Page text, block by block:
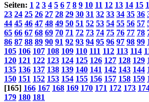
Seiten: 1 2 3 4 5 6 7 8 9 10 11 12 13 14 15
23 24 25 26 27 28 29 30 31 32 33 34 35 36
44 45 46 47 48 49 50 51 52 53 54 55 56 57
65 66 67 68 69 70 71 72 73 74 75 76 77 78
86 87 88 89 90 91 92 93 94 95 96 97 98 99
105 106 107 108 109 110 111 112 113 114
120 121 122 123 124 125 126 127 128 129
135 136 137 138 139 140 141 142 143 144
150 151 152 153 154 155 156 157 158 159
[165] 166 167 168 169 170 171 172 173
179 180 181